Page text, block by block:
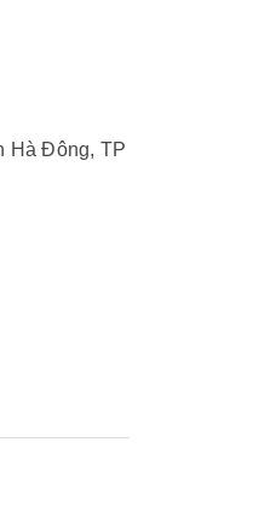
Hà Đông, TP